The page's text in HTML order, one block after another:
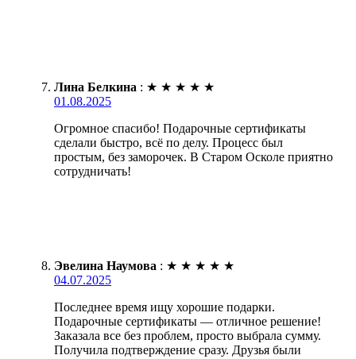
Лина Белкина : ★ ★ ★ ★ ★
01.08.2025
Огромное спасибо! Подарочные сертификаты
сделали быстро, всё по делу. Процесс был
простым, без заморочек. В Старом Осколе приятно
сотрудничать!
Эвелина Наумова : ★ ★ ★ ★ ★
04.07.2025
Последнее время ищу хорошие подарки.
Подарочные сертификаты — отличное решение!
Заказала все без проблем, просто выбрала сумму.
Получила подтверждение сразу. Друзья были